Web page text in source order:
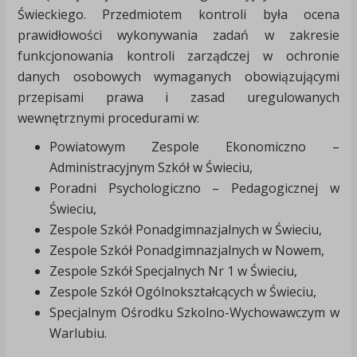
Świeckiego. Przedmiotem kontroli była ocena
prawidłowości wykonywania zadań w zakresie
funkcjonowania kontroli zarządczej w ochronie
danych osobowych wymaganych obowiązującymi
przepisami prawa i zasad uregulowanych
wewnętrznymi procedurami w:
Powiatowym Zespole Ekonomiczno –
Administracyjnym Szkół w Świeciu,
Poradni Psychologiczno – Pedagogicznej w
Świeciu,
Zespole Szkół Ponadgimnazjalnych w Świeciu,
Zespole Szkół Ponadgimnazjalnych w Nowem,
Zespole Szkół Specjalnych Nr 1 w Świeciu,
Zespole Szkół Ogólnokształcących w Świeciu,
Specjalnym Ośrodku Szkolno-Wychowawczym w
Warlubiu.